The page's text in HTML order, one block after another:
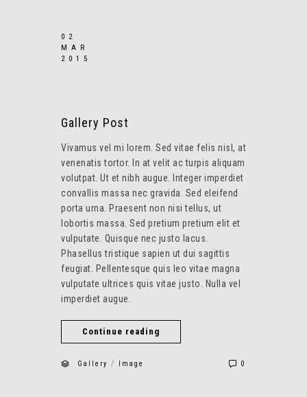
02
MAR
2015
Gallery Post
Vivamus vel mi lorem. Sed vitae felis nisl, at
venenatis tortor. In at velit ac turpis aliquam
volutpat. Ut et nibh augue. Integer imperdiet
convallis massa nec gravida. Sed eleifend
porta urna. Praesent non nisi tellus, ut
lobortis massa. Sed pretium pretium elit et
vulputate. Quisque nec justo lacus.
Phasellus tristique sapien ut dui sagittis
feugiat. Pellentesque quis leo vitae magna
vulputate ultrices quis vitae justo. Nulla vel
imperdiet augue.
Continue reading
Gallery / Image 0